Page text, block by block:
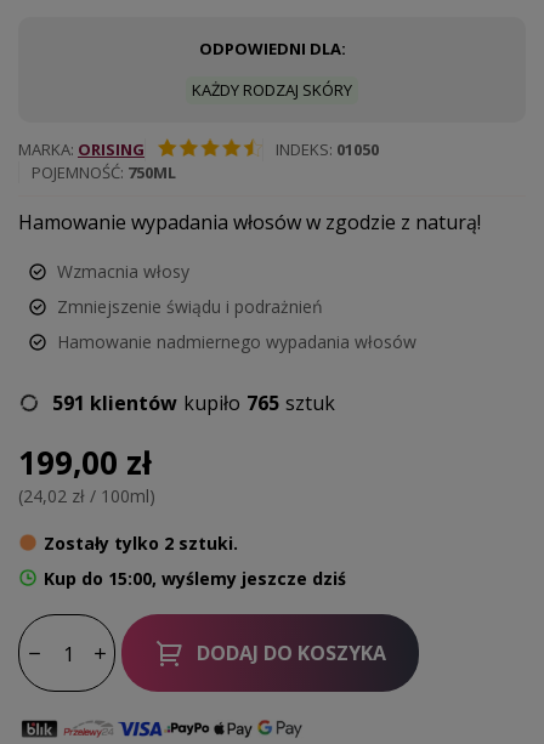
ODPOWIEDNI DLA:
KAŻDY RODZAJ SKÓRY
INDEKS 01050
MARKA ORISING
POJEMNOŚĆ 750ML
Hamowanie wypadania włosów w zgodzie z naturą!
Wzmacnia włosy
Zmniejszenie świądu i podrażnień
Hamowanie nadmiernego wypadania włosów
591 klientów kupiło 765 sztuk
199,00 zł
(24,02 zł / 100ml)
Zostały tylko 2 sztuki.
Kup do 15:00, wyślemy jeszcze dziś
DODAJ DO KOSZYKA